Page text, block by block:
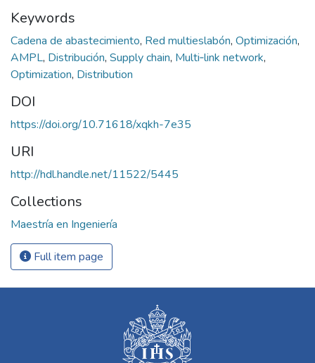
Keywords
Cadena de abastecimiento, Red multieslabón, Optimización,
AMPL, Distribución, Supply chain, Multi‑link network,
Optimization, Distribution
DOI
https://doi.org/10.71618/xqkh-7e35
URI
http://hdl.handle.net/11522/5445
Collections
Maestría en Ingeniería
Full item page